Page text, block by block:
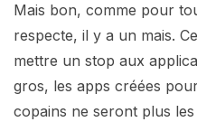
Mais bon, comme pour
respecte, il y a un mais.
mettre un stop aux
gros, les apps créées
copains ne seront plus